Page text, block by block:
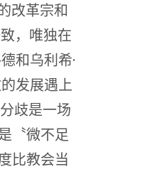
改革宗和
，唯独在
和乌利希·
发展遇上
歧是一场
〝微不足
比教会当